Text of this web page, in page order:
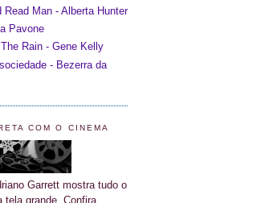
Read Man - Alberta Hunter
Pavone
Rain - Gene Kelly
- Bezerra da
COM O CINEMA
Garrett mostra tudo o
tela grande. Confira